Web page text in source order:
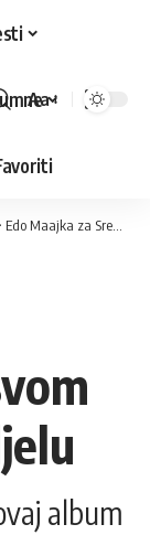
Veličina
Aa
Edo Maajka za Sredinom.ba o svom novom remek-djelu
album